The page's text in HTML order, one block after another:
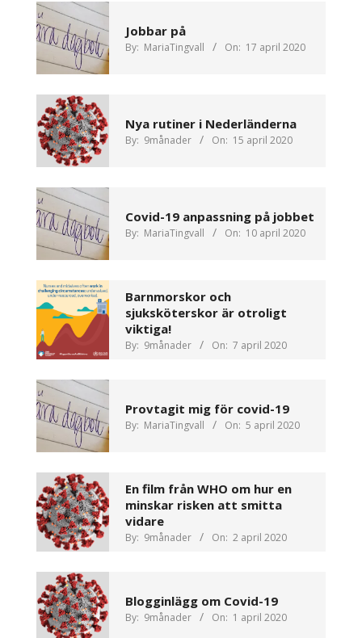
Jobbar på
By: MariaTingvall On: 17 april 2020
Nya rutiner i Nederländerna
By: 9månader On: 15 april 2020
Covid-19 anpassning på jobbet
By: MariaTingvall On: 10 april 2020
Barnmorskor och
sjuksköterskor är otroligt
viktiga!
By: 9månader On: 7 april 2020
Provtagit mig för covid-19
By: MariaTingvall On: 5 april 2020
En film från WHO om hur en
minskar risken att smitta
vidare
By: 9månader On: 2 april 2020
Blogginlägg om Covid-19
By: 9månader On: 1 april 2020